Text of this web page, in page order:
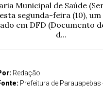
Municipal de Saúde
segunda-feira (10),
em DFD (Documento
d...
Redação
Prefeitura de Parauapebas